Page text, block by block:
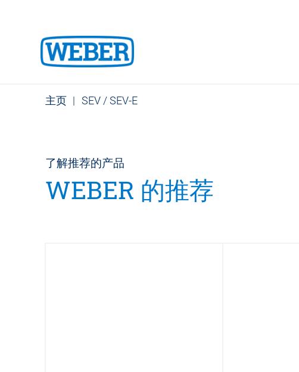
主页 | SEV / SEV-E
了解推荐的产品
WEBER 的推荐